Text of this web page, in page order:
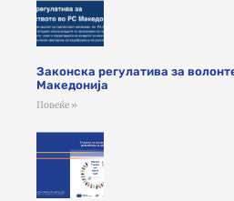
Законска регулатива за
Македонија
Повеќе »